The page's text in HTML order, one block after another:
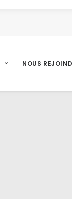
NOUS